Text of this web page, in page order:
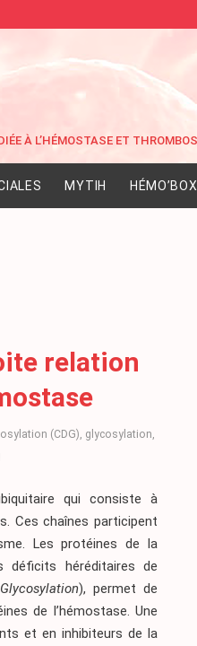
MYTIH HÉMO’BOX
relation
(CDG), glycosylation,
qui consiste à
Ces chaînes participent
Les protéines de la
déficits héréditaires de
), permet de
de l’hémostase. Une
et en inhibiteurs de la